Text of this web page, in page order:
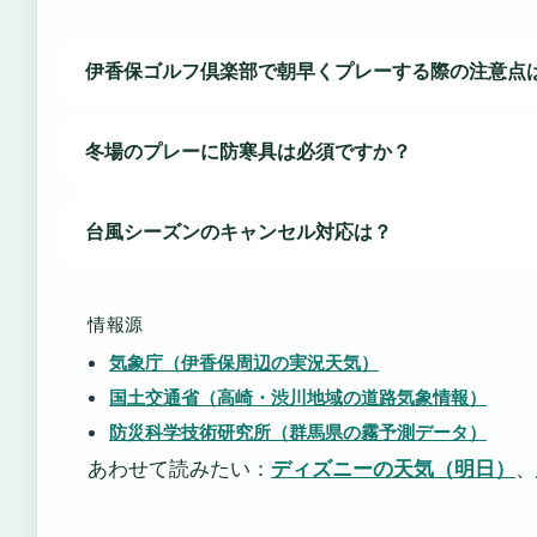
伊香保ゴルフ倶楽部で朝早くプレーする際の注意点
冬場のプレーに防寒具は必須ですか？
台風シーズンのキャンセル対応は？
情報源
気象庁（伊香保周辺の実況天気）
国土交通省（高崎・渋川地域の道路気象情報）
防災科学技術研究所（群馬県の霧予測データ）
あわせて読みたい： ディズニーの天気（明日） 、